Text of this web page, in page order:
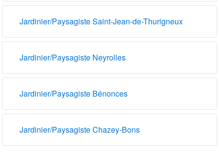
Jardinier/Paysagiste Saint-Jean-de-Thurigneux
Jardinier/Paysagiste Neyrolles
Jardinier/Paysagiste Bénonces
Jardinier/Paysagiste Chazey-Bons